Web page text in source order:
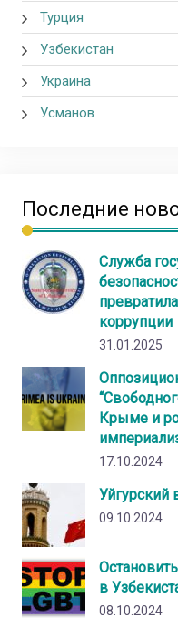
Турция
Узбекистан
Украина
Усманов
Последние
Служба
коррупции
31.01.2025
Крыме и
17.10.2024
Уйгурский
09.10.2024
в
08.10.2024